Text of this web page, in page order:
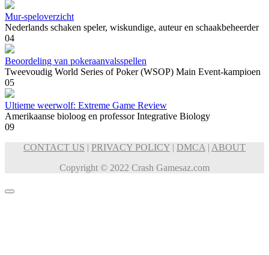
Mur-speloverzicht
Nederlands schaken speler, wiskundige, auteur en schaakbeheerder
04
Beoordeling van pokeraanvalsspellen
Tweevoudig World Series of Poker (WSOP) Main Event-kampioen
05
Ultieme weerwolf: Extreme Game Review
Amerikaanse bioloog en professor Integrative Biology
09
CONTACT US | PRIVACY POLICY | DMCA | ABOUT
Copyright © 2022 Crash Gamesaz.com